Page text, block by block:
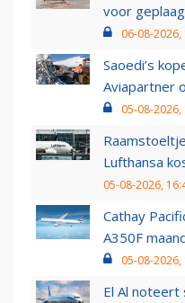
voor
06-08-2026,
Saoedi’s
Aviapartner
05-08-2026,
Lufthansa
05-08-2026,
Cathay
A350F
05-08-2026,
El Al noteert